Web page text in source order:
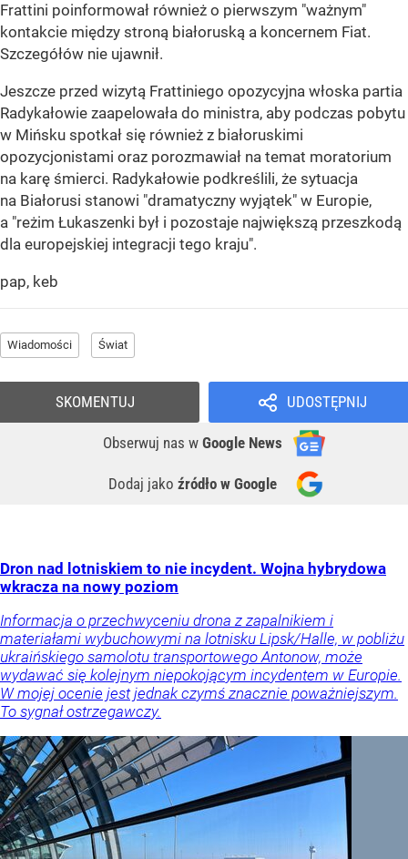
Frattini poinformował również o pierwszym "ważnym"
kontakcie między stroną białoruską a koncernem Fiat.
Szczegółów nie ujawnił.
Jeszcze przed wizytą Frattiniego opozycyjna włoska partia
Radykałowie zaapelowała do ministra, aby podczas pobytu
w Mińsku spotkał się również z białoruskimi
opozycjonistami oraz porozmawiał na temat moratorium
na karę śmierci. Radykałowie podkreślili, że sytuacja
na Białorusi stanowi "dramatyczny wyjątek" w Europie,
a "reżim Łukaszenki był i pozostaje największą przeszkodą
dla europejskiej integracji tego kraju".
pap, keb
Wiadomości Świat
UDOSTĘPNIJ
Obserwuj nas w Google News
Dodaj jako źródło w Google
SKOMENTUJ
Dron nad lotniskiem to nie incydent. Wojna hybrydowa
wkracza na nowy poziom
Informacja o przechwyceniu drona z zapalnikiem i
materiałami wybuchowymi na lotnisku Lipsk/Halle, w pobliżu
ukraińskiego samolotu transportowego Antonow, może
wydawać się kolejnym niepokojącym incydentem w Europie.
W mojej ocenie jest jednak czymś znacznie poważniejszym.
To sygnał ostrzegawczy.